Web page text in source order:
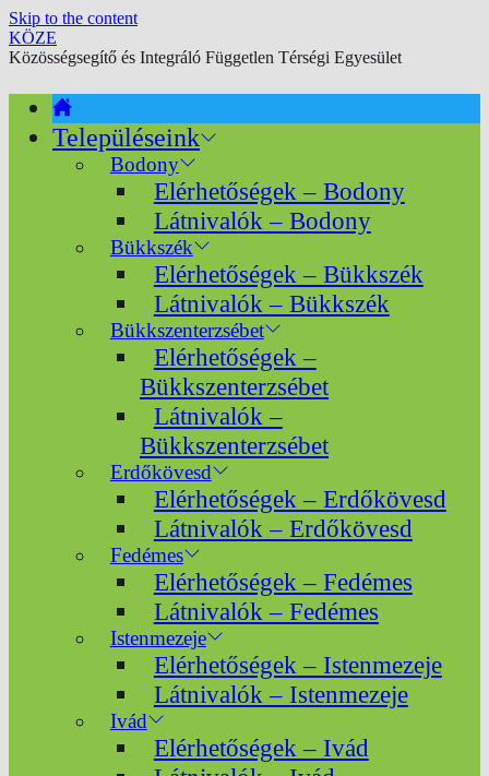
Skip to the content
KÖZE
Közösségsegítő és Integráló Független Térségi Egyesület
Településeink
Bodony
Elérhetőségek – Bodony
Látnivalók – Bodony
Bükkszék
Elérhetőségek – Bükkszék
Látnivalók – Bükkszék
Bükkszenterzsébet
Elérhetőségek –
Bükkszenterzsébet
Látnivalók –
Bükkszenterzsébet
Erdőkövesd
Elérhetőségek – Erdőkövesd
Látnivalók – Erdőkövesd
Fedémes
Elérhetőségek – Fedémes
Látnivalók – Fedémes
Istenmezeje
Elérhetőségek – Istenmezeje
Látnivalók – Istenmezeje
Ivád
Elérhetőségek – Ivád